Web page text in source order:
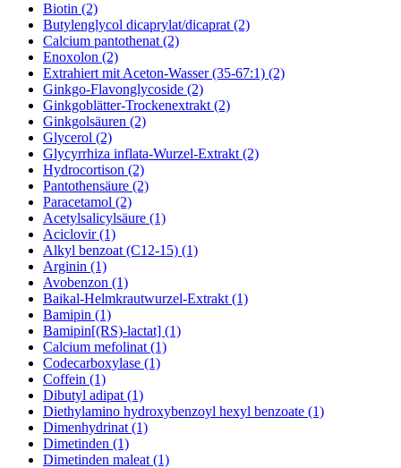
Biotin (2)
Butylenglycol dicaprylat/dicaprat (2)
Calcium pantothenat (2)
Enoxolon (2)
Extrahiert mit Aceton-Wasser (35-67:1) (2)
Ginkgo-Flavonglycoside (2)
Ginkgoblätter-Trockenextrakt (2)
Ginkgolsäuren (2)
Glycerol (2)
Glycyrrhiza inflata-Wurzel-Extrakt (2)
Hydrocortison (2)
Pantothensäure (2)
Paracetamol (2)
Acetylsalicylsäure (1)
Aciclovir (1)
Alkyl benzoat (C12-15) (1)
Arginin (1)
Avobenzon (1)
Baikal-Helmkrautwurzel-Extrakt (1)
Bamipin (1)
Bamipin[(RS)-lactat] (1)
Calcium mefolinat (1)
Codecarboxylase (1)
Coffein (1)
Dibutyl adipat (1)
Diethylamino hydroxybenzoyl hexyl benzoate (1)
Dimenhydrinat (1)
Dimetinden (1)
Dimetinden maleat (1)